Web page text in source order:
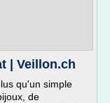
| Veillon.ch
qu'un simple
de